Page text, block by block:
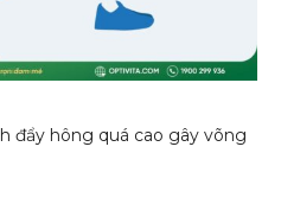
đẩy hông quá cao gây võng